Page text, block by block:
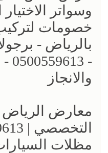
وسواتر
خصومات
بالرياض -
-
والانجاز
معارض الرياض
مظلات